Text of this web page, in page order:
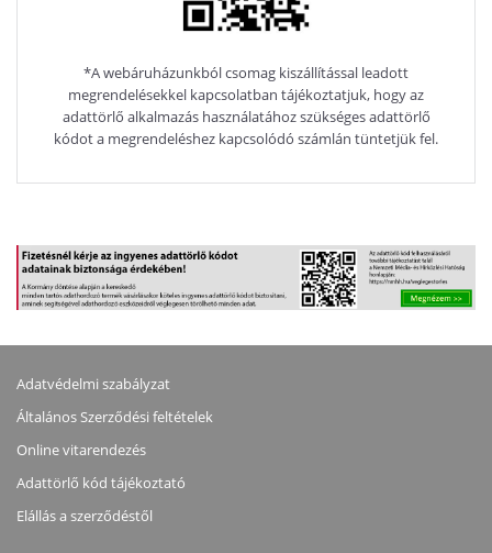
*A webáruházunkból csomag kiszállítással leadott
megrendelésekkel kapcsolatban tájékoztatjuk, hogy az
adattörlő alkalmazás használatához szükséges adattörlő
kódot a megrendeléshez kapcsolódó számlán tüntetjük fel.
Adatvédelmi szabályzat
Általános Szerződési feltételek
Online vitarendezés
Adattörlő kód tájékoztató
Elállás a szerződéstől